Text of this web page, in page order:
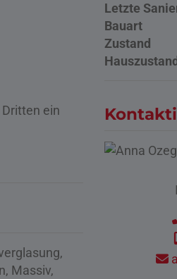
ein
Massiv
Letzte
Bauart
Zustand
Hauszustand